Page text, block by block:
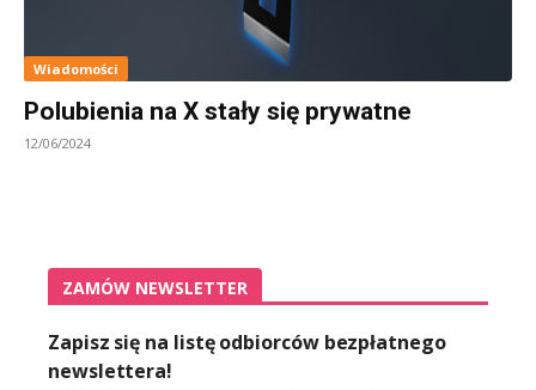
Wiadomości
Polubienia na X stały się prywatne
12/06/2024
ZAMÓW NEWSLETTER
Zapisz się na listę odbiorców bezpłatnego
newslettera!